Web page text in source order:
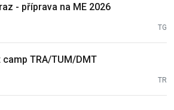
- příprava na ME 2026
TG
camp TRA/TUM/DMT
TR